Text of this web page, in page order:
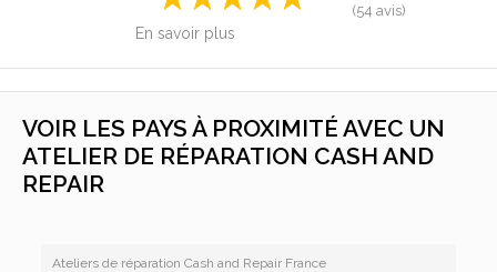
(54 avis)
En savoir plus
VOIR LES PAYS À PROXIMITÉ AVEC UN
ATELIER DE RÉPARATION CASH AND
REPAIR
Ateliers de réparation Cash and Repair France